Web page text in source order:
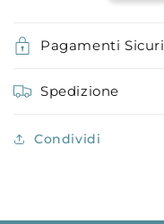
Pagamenti Sicuri
Spedizione
Condividi